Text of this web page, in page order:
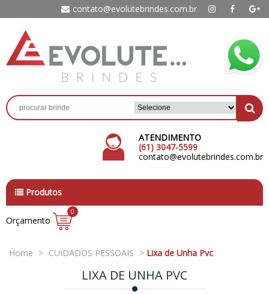
contato@evolutebrindes.com.br
ATENDIMENTO
(61) 3047-5599
contato@evolutebrindes.com.br
Produtos
Orçamento
0
Home > CUIDADOS PESSOAIS > Lixa de Unha Pvc
LIXA DE UNHA PVC